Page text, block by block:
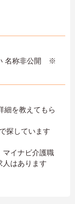
名称非公開 ※
細を教えてもら
探しています
マイナビ介護職
人はあります